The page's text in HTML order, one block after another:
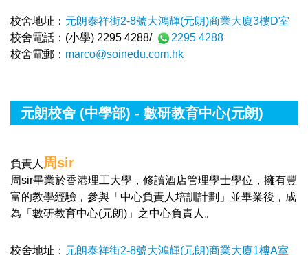
校舍地址： 元朗泰祥街2-8號大鴻輝(元朗)商業大廈3樓D室
校舍電話：(小學) 2295 4288/
2295 4288
校舍電郵： marco@soinedu.com.hk
元朗校舍 (中學部) - 數研教育中心(元朗)
負責人 周sir
周sir畢業於香港理工大學，修讀酒店管理學士學位，擁有豐
富的教學經驗，參與「中心負責人培訓計劃」並畢業後，成
為「數研教育中心(元朗)」之中心負責人。
校舍地址： 元朗泰祥街2-8號大鴻輝(元朗)商業大廈1樓A室